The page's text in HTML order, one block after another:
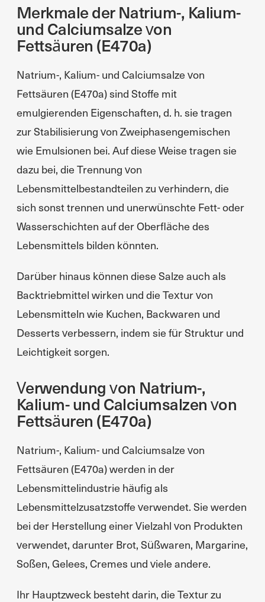
Merkmale der Natrium-, Kalium-
und Calciumsalze von
Fettsäuren (E470a)
Natrium-, Kalium- und Calciumsalze von
Fettsäuren (E470a) sind Stoffe mit
emulgierenden Eigenschaften, d. h. sie tragen
zur Stabilisierung von Zweiphasengemischen
wie Emulsionen bei. Auf diese Weise tragen sie
dazu bei, die Trennung von
Lebensmittelbestandteilen zu verhindern, die
sich sonst trennen und unerwünschte Fett- oder
Wasserschichten auf der Oberfläche des
Lebensmittels bilden könnten.
Darüber hinaus können diese Salze auch als
Backtriebmittel wirken und die Textur von
Lebensmitteln wie Kuchen, Backwaren und
Desserts verbessern, indem sie für Struktur und
Leichtigkeit sorgen.
Verwendung von Natrium-,
Kalium- und Calciumsalzen von
Fettsäuren (E470a)
Natrium-, Kalium- und Calciumsalze von
Fettsäuren (E470a) werden in der
Lebensmittelindustrie häufig als
Lebensmittelzusatzstoffe verwendet. Sie werden
bei der Herstellung einer Vielzahl von Produkten
verwendet, darunter Brot, Süßwaren, Margarine,
Soßen, Gelees, Cremes und viele andere.
Ihr Hauptzweck besteht darin, die Textur zu